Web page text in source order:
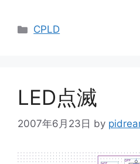
カ
CPLD
LED点滅
2007年6月23日 by